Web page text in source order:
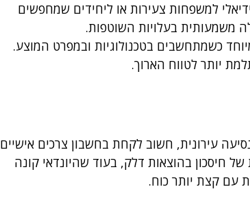
למשפחות צעירות או ליחידים שמחפשים
משמעותית בעלויות השוטפות.
כשמתחשבים בטכנולוגיות ובמפרט המוצע.
יותר לטווח הארוך.
עירונית, חשוב לקחת בחשבון צרכים אישיים
של חיסכון בהוצאות דלק, בעוד שהיונדאי קונה
עם קצת יותר כוח.